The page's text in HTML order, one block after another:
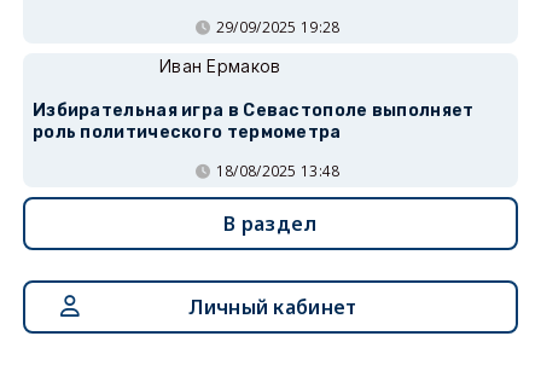
29/09/2025 19:28
Иван Ермаков
Избирательная игра в Севастополе выполняет
роль политического термометра
18/08/2025 13:48
В раздел
Личный кабинет